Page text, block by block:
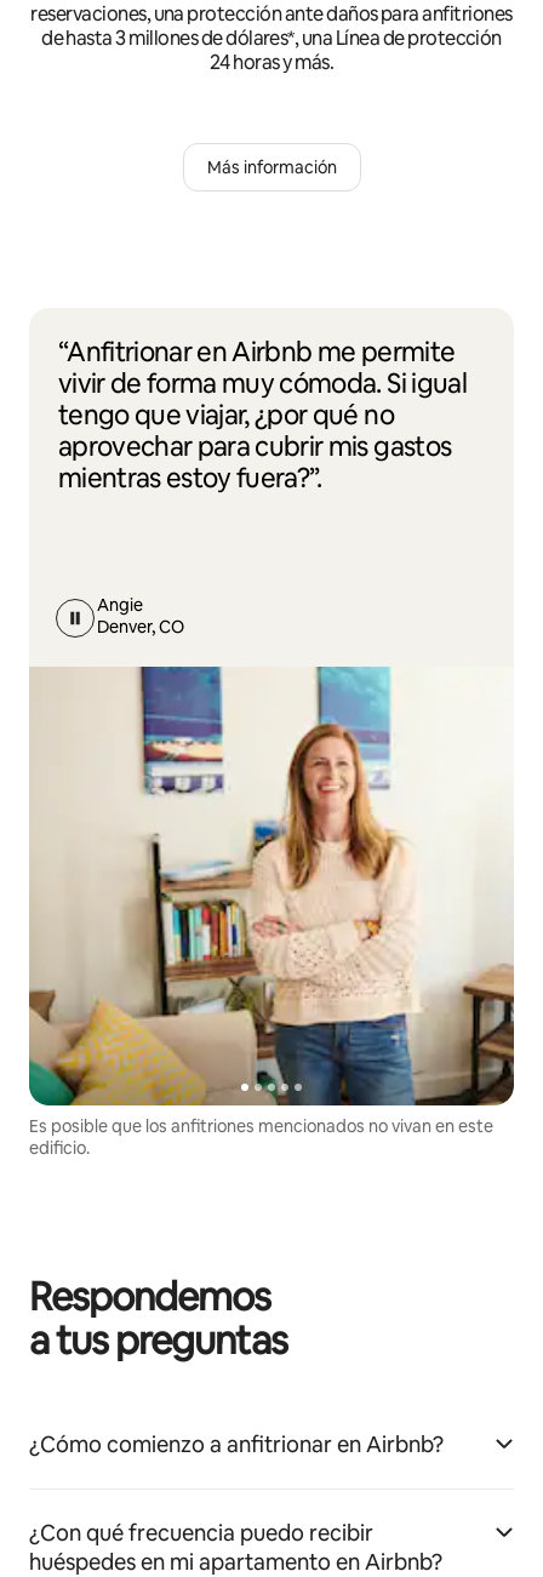
reservaciones, una protección ante daños para anfitriones
de hasta 3 millones de dólares*, una Línea de protección
24 horas y más.
Más información
“Anfitrionar en Airbnb me permite
vivir de forma muy cómoda. Si igual
tengo que viajar, ¿por qué no
aprovechar para cubrir mis gastos
mientras estoy fuera?”.
Angie
Denver, CO
Es posible que los anfitriones mencionados no vivan en este
edificio.
Respondemos
a tus preguntas
¿Cómo comienzo a anfitrionar en Airbnb?
¿Con qué frecuencia puedo recibir
huéspedes en mi apartamento en Airbnb?